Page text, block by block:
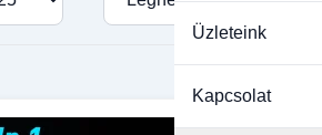
Üzleteink
Kapcsolat